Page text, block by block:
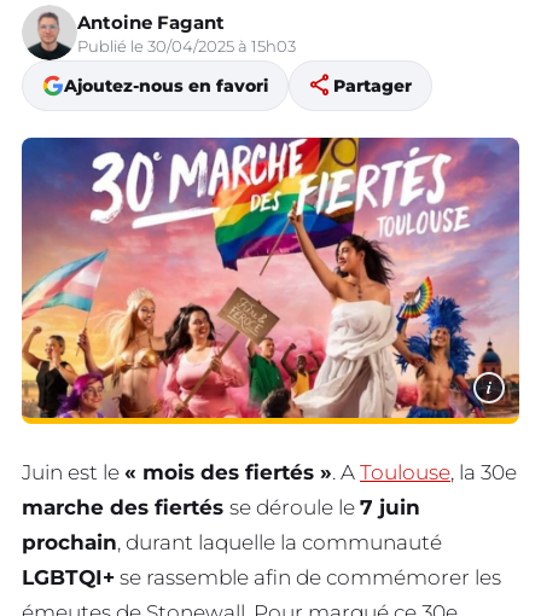
Antoine Fagant
Publié le 30/04/2025 à 15h03
Ajoutez-nous en favori share Partager
i
Juin est le « mois des fiertés ». A Toulouse, la 30e
marche des fiertés se déroule le 7 juin
prochain, durant laquelle la communauté
LGBTQI+ se rassemble afin de commémorer les